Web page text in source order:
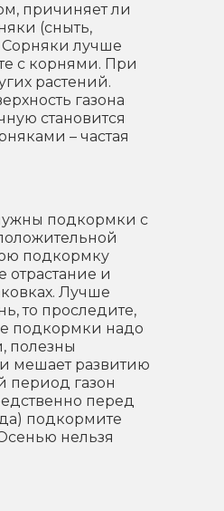
причиняет ли
(сныть,
Сорняки лучше
с корнями. При
растений.
газона
становится
– частая
подкормки с
подкормку
и
Лучше
то проследите,
подкормки надо
полезны
мешает развитию
период газон
перед
подкормите
нельзя